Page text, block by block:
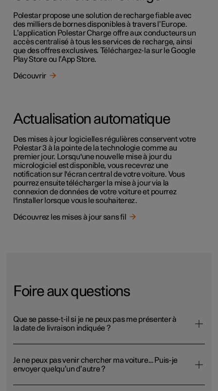
Polestar propose une solution de recharge fiable avec
des milliers de bornes disponibles à travers l’Europe.
L’application Polestar Charge offre aux conducteurs un
accès centralisé à tous les services de recharge, ainsi
que des offres exclusives. Téléchargez-la sur le Google
Play Store ou l’App Store.
Découvrir
Actualisation automatique
Des mises à jour logicielles régulières conservent votre
Polestar 3 à la pointe de la technologie comme au
premier jour. Lorsqu'une nouvelle mise à jour du
micrologiciel est disponible, vous recevrez une
notification sur l'écran central de votre voiture. Vous
pourrez ensuite télécharger la mise à jour via la
connexion de données de votre voiture et pourrez
l'installer lorsque vous le souhaiterez.
Découvrez les mises à jour sans fil
Foire aux questions
Que se passe-t-il si je ne peux pas me présenter à
la date de livraison indiquée ?
Je ne peux pas venir chercher ma voiture… Puis-je
envoyer quelqu’un d’autre ?